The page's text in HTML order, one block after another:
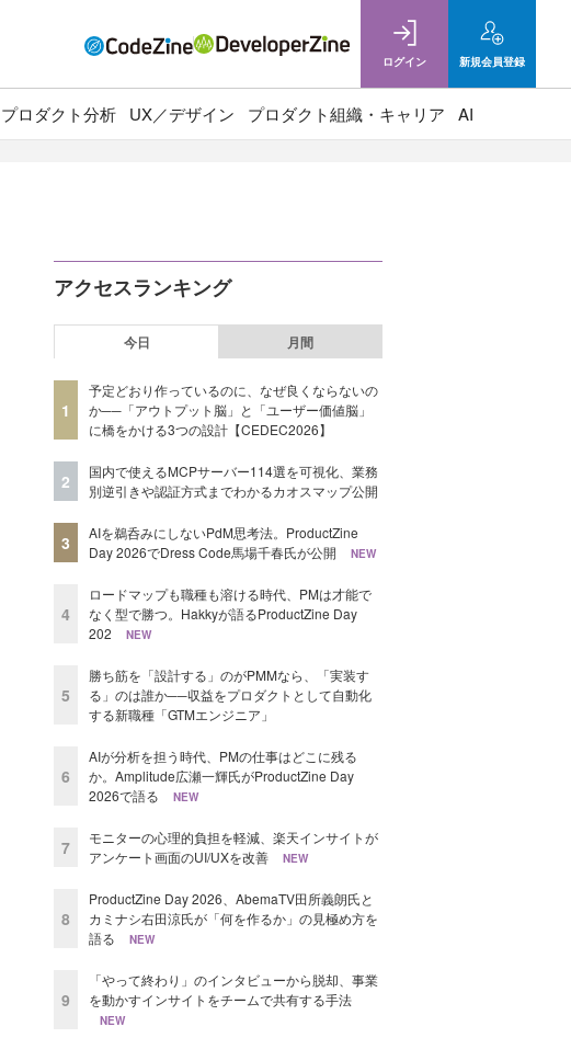
ログイン 新規会員登録
プロダクト分析 UX／デザイン プロダクト組織・キャリア AI
アクセスランキング
今日 月間
1
予定どおり作っているのに、なぜ良くならないの
か──「アウトプット脳」と「ユーザー価値脳」
に橋をかける3つの設計【CEDEC2026】
2
国内で使えるMCPサーバー114選を可視化、業務
別逆引きや認証方式までわかるカオスマップ公開
3
AIを鵜呑みにしないPdM思考法。ProductZine
Day 2026でDress Code馬場千春氏が公開
NEW
4
ロードマップも職種も溶ける時代、PMは才能で
なく型で勝つ。Hakkyが語るProductZine Day
202
NEW
5
勝ち筋を「設計する」のがPMMなら、「実装す
る」のは誰か──収益をプロダクトとして自動化
する新職種「GTMエンジニア」
6
AIが分析を担う時代、PMの仕事はどこに残る
か。Amplitude広瀬一輝氏がProductZine Day
2026で語る
NEW
7
モニターの心理的負担を軽減、楽天インサイトが
アンケート画面のUI/UXを改善
NEW
8
ProductZine Day 2026、AbemaTV田所義朗氏と
カミナシ右田涼氏が「何を作るか」の見極め方を
語る
NEW
9
「やって終わり」のインタビューから脱却、事業
を動かすインサイトをチームで共有する手法
NEW